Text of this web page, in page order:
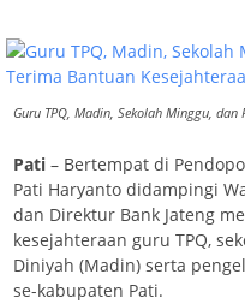
Guru TPQ, Madin, Sekolah Minggu,
Pati – Bertempat di
Pati Haryanto didampingi
dan Direktur Bank Jateng
kesejahteraan guru TPQ,
Diniyah (Madin) serta
se-kabupaten Pati.